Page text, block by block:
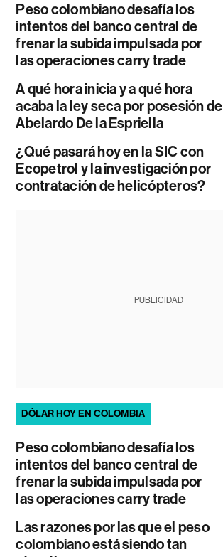
Peso colombiano desafía los
intentos del banco central de
frenar la subida impulsada por
las operaciones carry trade
A qué hora inicia y a qué hora
acaba la ley seca por posesión de
Abelardo De la Espriella
¿Qué pasará hoy en la SIC con
Ecopetrol y la investigación por
contratación de helicópteros?
PUBLICIDAD
DÓLAR HOY EN COLOMBIA
Peso colombiano desafía los
intentos del banco central de
frenar la subida impulsada por
las operaciones carry trade
Las razones por las que el peso
colombiano está siendo tan